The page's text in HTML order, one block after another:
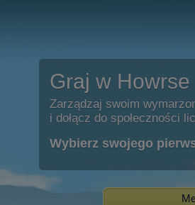
Graj w Howrse
Zarządzaj swoim
i dołącz do społeczności
Wybierz swojego